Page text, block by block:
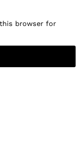
browser for